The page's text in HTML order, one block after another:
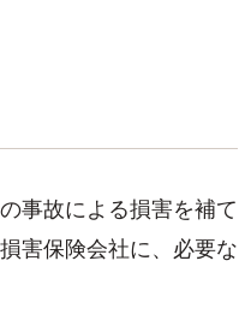
事故による損害を補て
害保険会社に、必要な